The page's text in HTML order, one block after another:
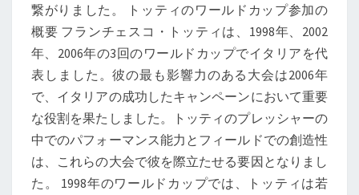
繋がりました。 トッティのワールドカップ参加の
概要 フランチェスコ・トッティは、1998年、2002
年、2006年の3回のワールドカップでイタリアを代
表しました。彼の最も影響力のある大会は2006年
で、イタリアの成功したキャンペーンにおいて重要
な役割を果たしました。トッティのプレッシャーの
中でのパフォーマンス能力とフィールドでの創造性
は、これらの大会で彼を際立たせる要因となりまし
た。 1998年のワールドカップでは、トッティは若